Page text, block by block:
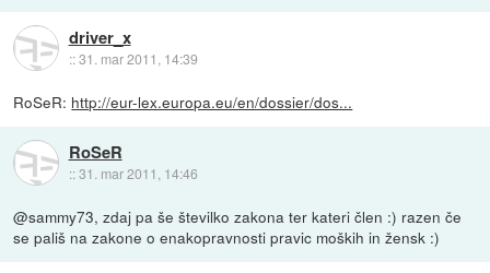
driver_x
::31. mar 2011, 14:39
RoSeR: http://eur-lex.europa.eu/en/dossier/dos...
RoSeR
::31. mar 2011, 14:46
@sammy73, zdaj pa še številko zakona ter kateri člen :) razen če
se pališ na zakone o enakopravnosti pravic moških in žensk :)